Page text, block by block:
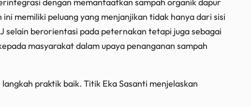
dengan memanfaatkan sampah organik dapur
memiliki peluang yang menjanjikan tidak hanya dari sisi
selain berorientasi pada peternakan tetapi juga sebagai
masyarakat dalam upaya penanganan sampah
praktik baik. Titik Eka Sasanti menjelaskan